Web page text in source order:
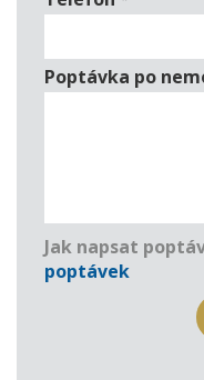
Poptávka po
Jak napsat
poptávek